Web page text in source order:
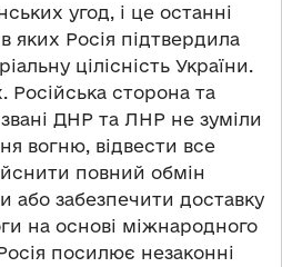
угод, і це останні
яких Росія підтвердила
цілісність України.
Російська сторона та
звані ДНР та ЛНР не зуміли
вогню, відвести все
повний обмін
або забезпечити доставку
на основі міжнародного
посилює незаконні